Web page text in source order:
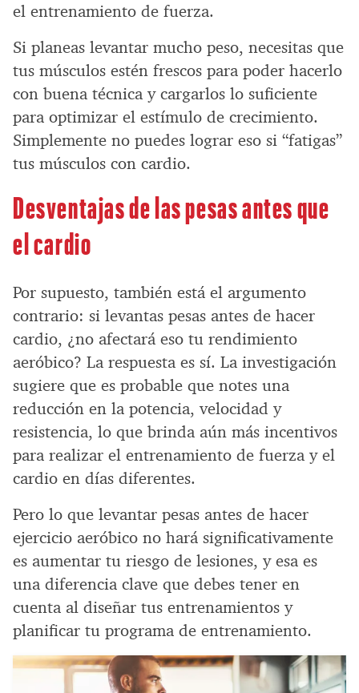
el entrenamiento de fuerza.
Si planeas levantar mucho peso, necesitas que
tus músculos estén frescos para poder hacerlo
con buena técnica y cargarlos lo suficiente
para optimizar el estímulo de crecimiento.
Simplemente no puedes lograr eso si “fatigas”
tus músculos con cardio.
Desventajas de las pesas antes que
el cardio
Por supuesto, también está el argumento
contrario: si levantas pesas antes de hacer
cardio, ¿no afectará eso tu rendimiento
aeróbico? La respuesta es sí. La investigación
sugiere que es probable que notes una
reducción en la potencia, velocidad y
resistencia, lo que brinda aún más incentivos
para realizar el entrenamiento de fuerza y el
cardio en días diferentes.
Pero lo que levantar pesas antes de hacer
ejercicio aeróbico no hará significativamente
es aumentar tu riesgo de lesiones, y esa es
una diferencia clave que debes tener en
cuenta al diseñar tus entrenamientos y
planificar tu programa de entrenamiento.